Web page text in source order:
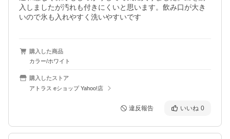
入しましたが汚れも付きにくいと思います。飲み口が大き
いので氷も入れやすく洗いやすいです
購入した商品
カラー/ホワイト
購入したストア
アトラス eショップ Yahoo!店
違反報告 いいね 0